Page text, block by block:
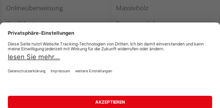
Onlineüberweisung
Kreditkarte
*Bonität vorausgesetzt
Massivholz
Terrassendielen
Impressum Datenschutz AGB
Barrierefreiheitserklärung